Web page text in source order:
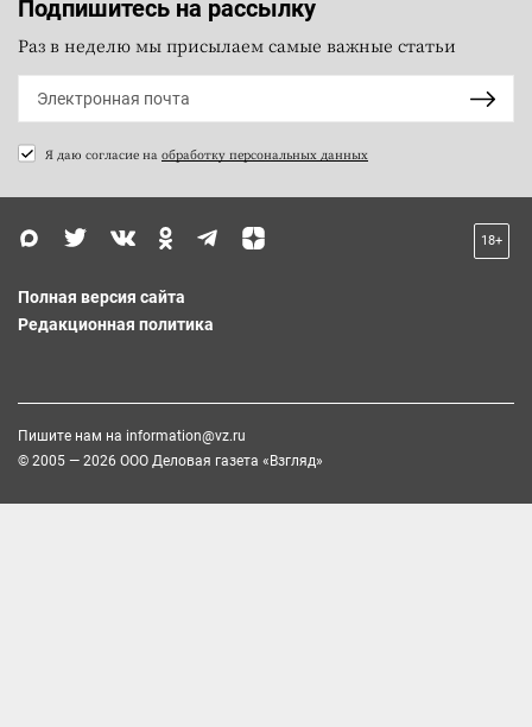
Подпишитесь на рассылку
Раз в неделю мы присылаем самые важные статьи
Я даю согласие на обработку персональных данных
18+
Полная версия сайта
Редакционная политика
Пишите нам на information@vz.ru
© 2005 — 2026 ООО Деловая газета «Взгляд»